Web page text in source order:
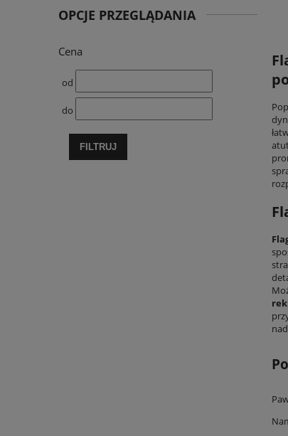
OPCJE PRZEGLĄDANIA
Cena
od
do
FILTRUJ